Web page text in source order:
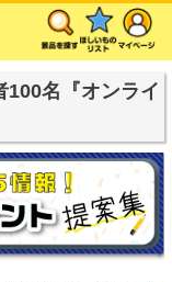
100名『オンライ